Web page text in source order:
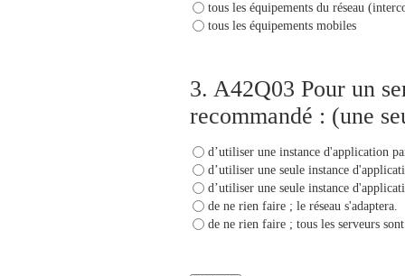
tous les équipements du réseau
tous les équipements mobiles
3. A42Q03 Pour un
recommandé : (une
d’utiliser une instance d'application
d’utiliser une seule instance
d’utiliser une seule instance
de ne rien faire ; le réseau s'adaptera.
de ne rien faire ; tous les serveurs